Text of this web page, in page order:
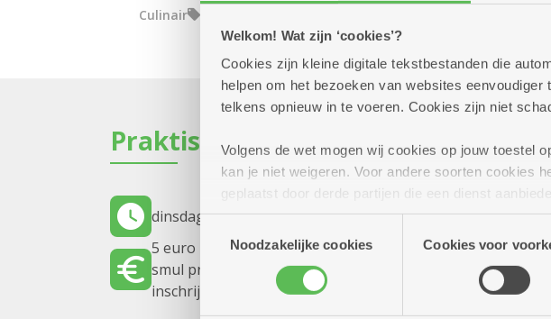
Welkom! Wat zijn ‘cookies’?
Cookies zijn kleine digitale tekstbestanden die
helpen om het bezoeken van websites
telkens opnieuw in te voeren. Cookies zijn niet
Volgens de wet mogen wij cookies op jouw toestel
kan je niet weigeren. Voor andere soorten cookies
geplaatst door derde partijen die een dienst
(geanonimiseerd) gebruik van onze site voor
combineren met andere informatie die je aan hen
Toestemmingsselectie
Noodzakelijke cookies
Cookies voor
Culinair
Praktisch
dinsdag 6 oktober 202615.00 uur tot 16.30 uur
5 euro
smul pretzels met een biertje
inschrijven kan tot 29/09/26.